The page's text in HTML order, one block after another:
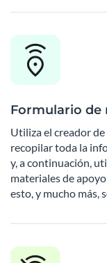
Formulario de
Utiliza el creador
recopilar toda la
y, a continuación,
materiales de
esto, y mucho más,